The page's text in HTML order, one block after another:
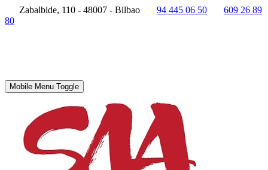
Zabalbide, 110 - 48007 - Bilbao 94 445 06 50
609 26 89
80
Mobile Menu Toggle